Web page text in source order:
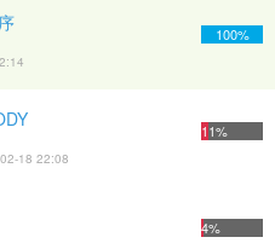
100%
18 22:08
11%
4%